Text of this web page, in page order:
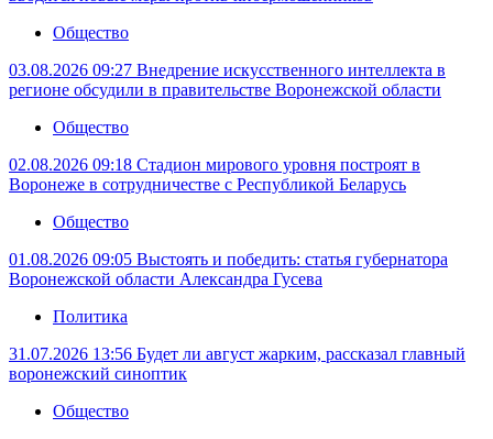
Общество
03.08.2026 09:27 Внедрение искусственного интеллекта в
регионе обсудили в правительстве Воронежской области
Общество
02.08.2026 09:18 Стадион мирового уровня построят в
Воронеже в сотрудничестве с Республикой Беларусь
Общество
01.08.2026 09:05 Выстоять и победить: статья губернатора
Воронежской области Александра Гусева
Политика
31.07.2026 13:56 Будет ли август жарким, рассказал главный
воронежский синоптик
Общество